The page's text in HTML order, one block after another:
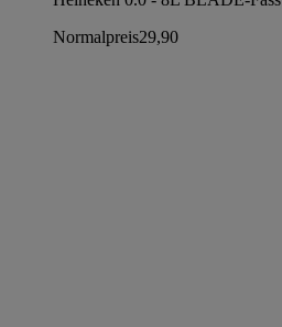
Normalpreis29,90